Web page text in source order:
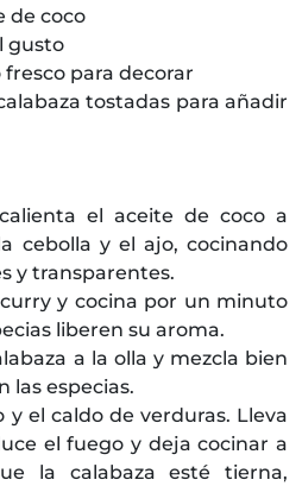
de coco
gusto
para decorar
tostadas para añadir
el aceite de coco a
cebolla y el ajo, cocinando
y transparentes.
y cocina por un minuto
liberen su aroma.
a la olla y mezcla bien
las especias.
y el caldo de verduras. Lleva
el fuego y deja cocinar a
la calabaza esté tierna,